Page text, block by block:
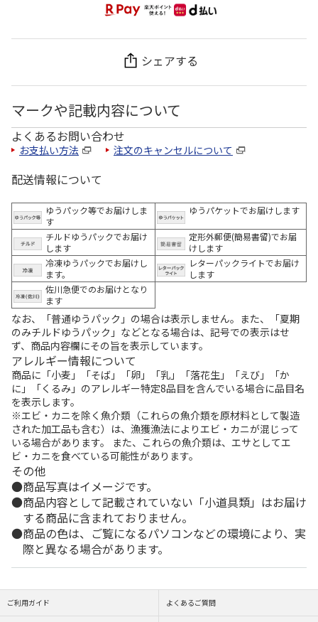
シェアする
マークや記載内容について
よくあるお問い合わせ
お支払い方法 注文のキャンセルについて
配送情報について
ゆうパック等でお届けしま
す
ゆうパケットでお届けします
チルドゆうパックでお届け
します
定形外郵便(簡易書留)でお届
けします
冷凍ゆうパックでお届けし
ます。
レターパックライトでお届け
します
佐川急便でのお届けとなり
ます
なお、「普通ゆうパック」の場合は表示しません。また、「夏期
のみチルドゆうパック」などとなる場合は、記号での表示はせ
ず、商品内容欄にその旨を表示しています。
アレルギー情報について
商品に「小麦」「そば」「卵」「乳」「落花生」「えび」「か
に」「くるみ」のアレルギー特定8品目を含んでいる場合に品目名
を表示します。
※エビ・カニを除く魚介類（これらの魚介類を原材料として製造
された加工品も含む）は、漁獲漁法によりエビ・カニが混じって
いる場合があります。 また、これらの魚介類は、エサとしてエ
ビ・カニを食べている可能性があります。
その他
商品写真はイメージです。
商品内容として記載されていない「小道具類」はお届け
する商品に含まれておりません。
商品の色は、ご覧になるパソコンなどの環境により、実
際と異なる場合があります。
ご利用ガイド よくあるご質問